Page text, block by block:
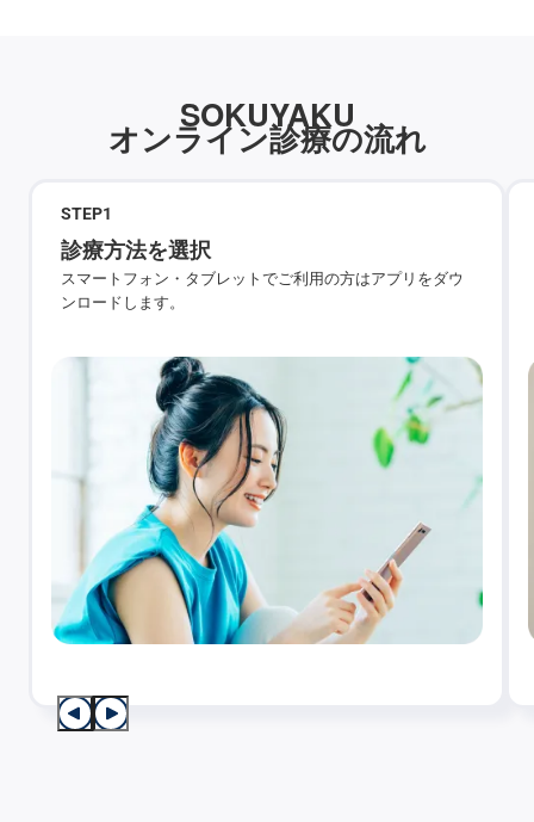
SOKUYAKU
オンライン診療の流れ
STEP1
診療方法を選択
スマートフォン・タブレットでご利用の方はアプリをダウ
ンロードします。